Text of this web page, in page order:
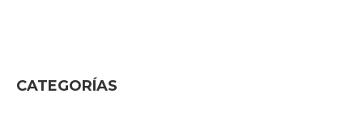
CATEGORÍAS